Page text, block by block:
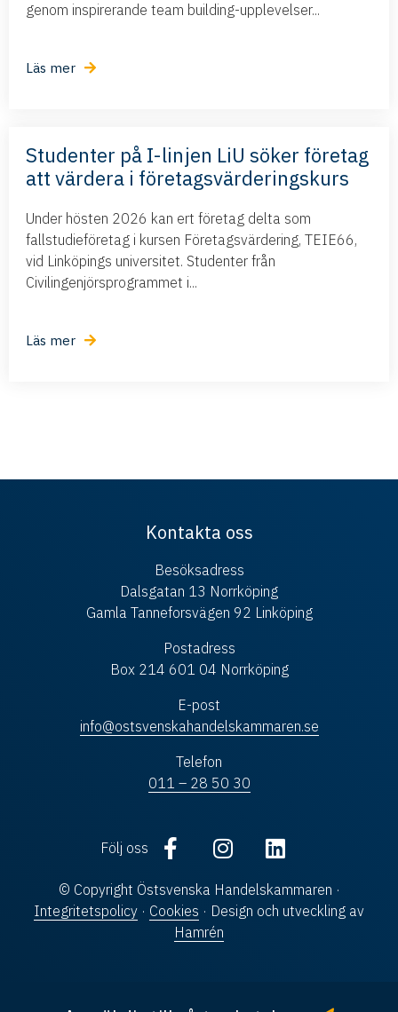
genom inspirerande team building-upplevelser...
Läs mer
Studenter på I-linjen LiU söker företag
att värdera i företagsvärderingskurs
Under hösten 2026 kan ert företag delta som
fallstudieföretag i kursen Företagsvärdering, TEIE66,
vid Linköpings universitet. Studenter från
Civilingenjörsprogrammet i...
Läs mer
Kontakta oss
Besöksadress
Dalsgatan 13 Norrköping
Gamla Tanneforsvägen 92 Linköping
Postadress
Box 214 601 04 Norrköping
E-post
info@ostsvenskahandelskammaren.se
Telefon
011 – 28 50 30
Följ oss
© Copyright Östsvenska Handelskammaren ·
Integritetspolicy · Cookies · Design och utveckling av
Hamrén